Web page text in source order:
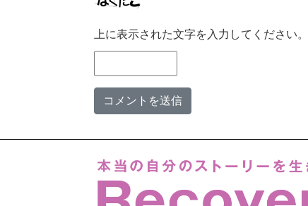
上に表示された文字を入力してください。